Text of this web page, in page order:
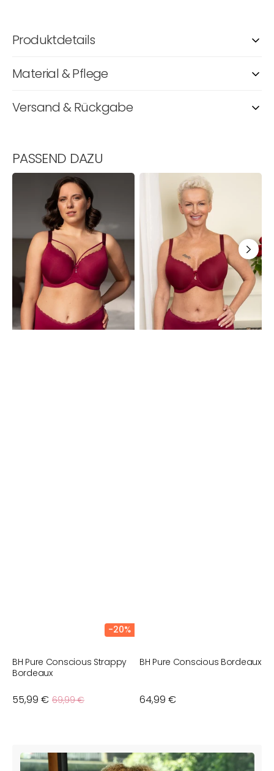
Produktdetails
Material & Pflege
Versand & Rückgabe
PASSEND DAZU
BH
Conscious
Strappy
Bordeaux
-20%
BH Pure Conscious Strappy
Bordeaux
Normaler
69,99 €Verkaufspreis
55,99 €
Conscious
Bordeaux
BH Pure Conscious Bordeaux
Normaler
64,99 €